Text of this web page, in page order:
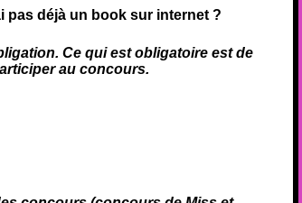
pas déjà un book sur internet ?
Ce qui est obligatoire est de
au concours.